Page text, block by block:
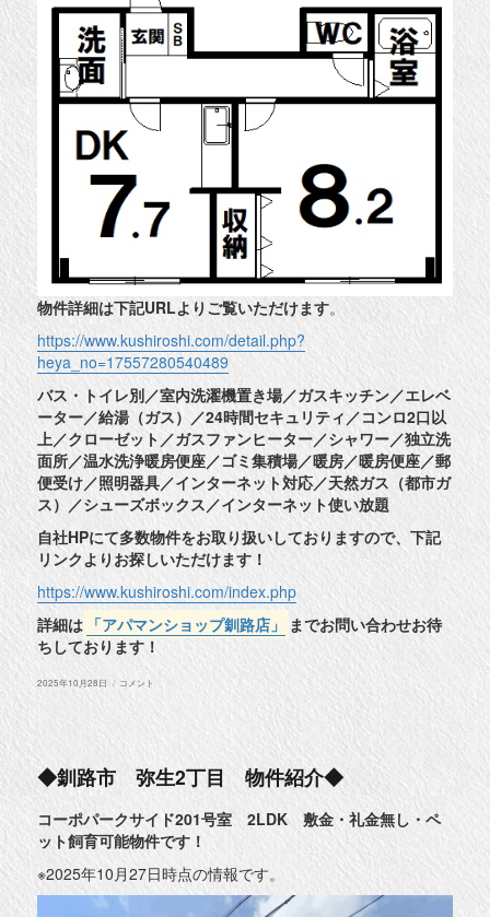
物件詳細は下記URLよりご覧いただけます。
https://www.kushiroshi.com/detail.php?
heya_no=17557280540489
バス・トイレ別／室内洗濯機置き場／ガスキッチン／エレベ
ーター／給湯（ガス）／24時間セキュリティ／コンロ2口以
上／クローゼット／ガスファンヒーター／シャワー／独立洗
面所／温水洗浄暖房便座／ゴミ集積場／暖房／暖房便座／郵
便受け／照明器具／インターネット対応／天然ガス（都市ガ
ス）／シューズボックス／インターネット使い放題
自社HPにて多数物件をお取り扱いしておりますので、下記
リンクよりお探しいただけます！
https://www.kushiroshi.com/index.php
詳細は 「アパマンショップ釧路店」
までお問い合わせお待
ちしております！
投
稿
2025年10月28日
◆
目
物
件
紹
介
◆
に
コメント
◆釧路市 弥生2丁目 物件紹介◆
コーポパークサイド201号室 2LDK 敷金・礼金無し・ペ
ット飼育可能物件です！
※2025年10月27日時点の情報です。